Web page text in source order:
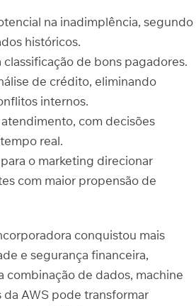
na inadimplência, segundo
históricos.
classificação de bons pagadores.
de crédito, eliminando
internos.
com decisões
real.
o marketing direcionar
com maior propensão de
conquistou mais
e segurança financeira,
combinação de dados, machine
AWS pode transformar